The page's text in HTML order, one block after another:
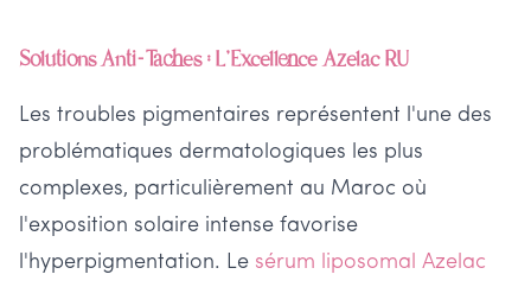
Solutions Anti-Taches : L'Excellence Azelac RU
Les troubles pigmentaires représentent l'une des
problématiques dermatologiques les plus
complexes, particulièrement au Maroc où
l'exposition solaire intense favorise
l'hyperpigmentation. Le sérum liposomal Azelac